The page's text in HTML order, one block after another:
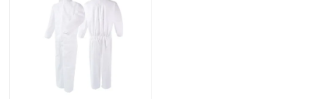
Medizinischer Sauerstoff-Verdichter